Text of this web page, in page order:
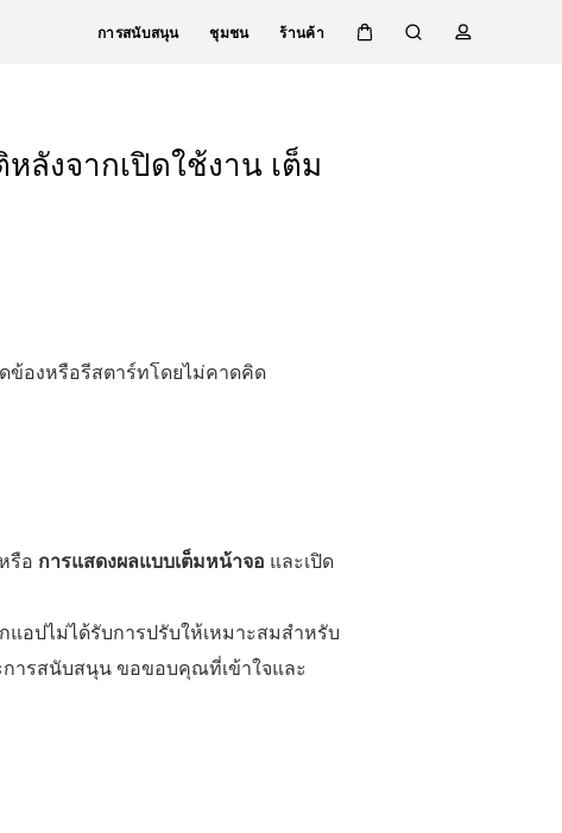
การสนับสนุน ชุมชน ร้านค้า
งจากเปิดใช้งาน เต็ม
ข้องหรือรีสตาร์ทโดยไม่คาดคิด
รือ การแสดงผลแบบเต็มหน้าจอ และเปิด
แอปไม่ได้รับการปรับให้เหมาะสมสําหรับ
ารสนับสนุน ขอขอบคุณที่เข้าใจและ